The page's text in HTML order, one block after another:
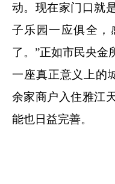
动。现在家门口就
子乐园一应俱全，
了。”正如市民央金
一座真正意义上的
余家商户入住雅江
能也日益完善。